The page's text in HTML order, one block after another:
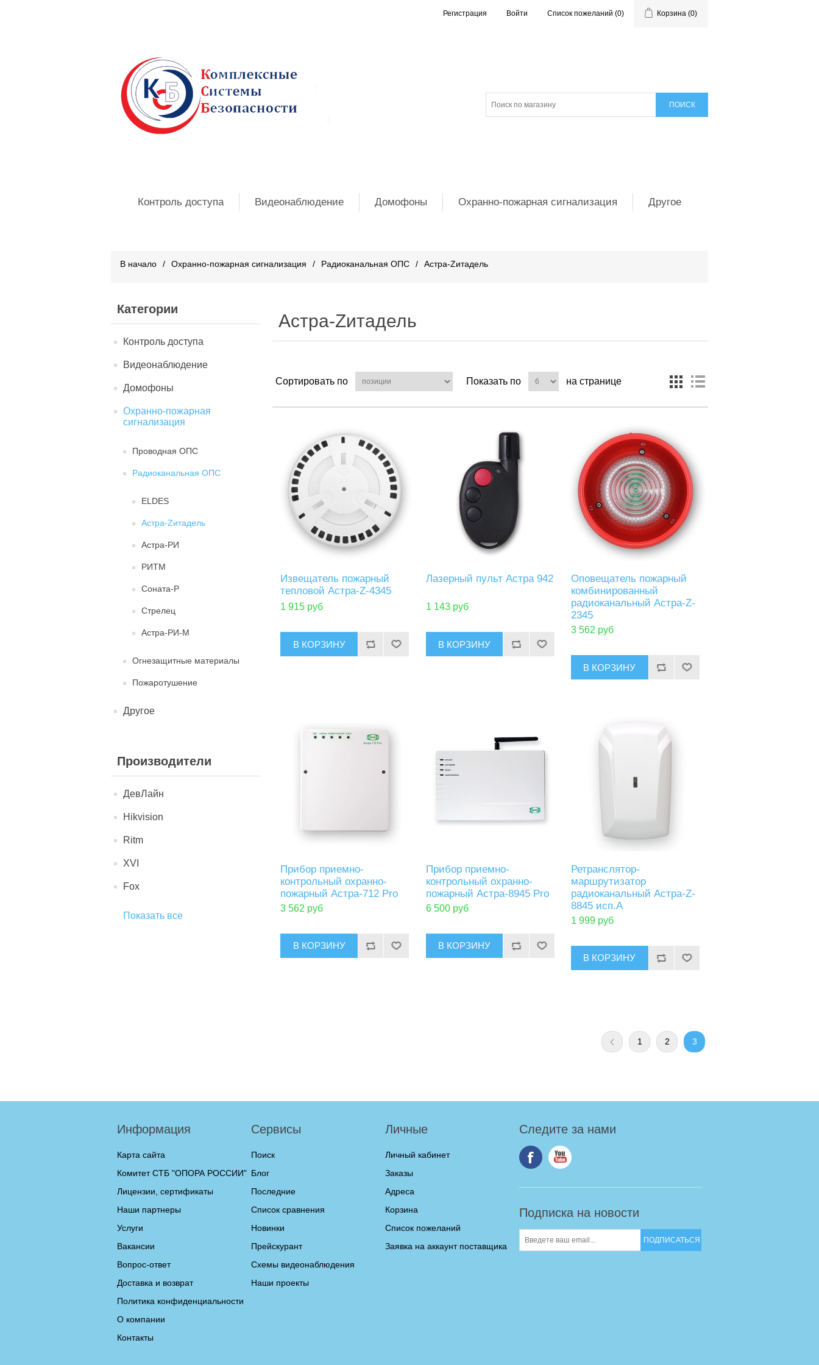
Регистрация Войти Список пожеланий (0) Корзина (0)
Контроль доступа Видеонаблюдение Домофоны Охранно-пожарная сигнализация Другое
В начало / Охранно-пожарная сигнализация / Радиоканальная ОПС / Астра-Zитадель
Категории
Контроль доступа
Видеонаблюдение
Домофоны
Охранно-пожарная
сигнализация
Проводная ОПС
Радиоканальная ОПС
ELDES
Астра-Zитадель
Астра-РИ
РИТМ
Соната-Р
Стрелец
Астра-РИ-М
Огнезащитные материалы
Пожаротушение
Другое
Производители
ДевЛайн
Hikvision
Ritm
XVI
Fox
Показать все
Астра-Zитадель
Сортировать по Показать по на странице
Извещатель пожарный
тепловой Астра-Z-4345
1 915 руб
Лазерный пульт Астра 942
1 143 руб
Оповещатель пожарный
комбинированный
радиоканальный Астра-Z-
2345
3 562 руб
Прибор приемно-
контрольный охранно-
пожарный Астра-712 Pro
3 562 руб
Прибор приемно-
контрольный охранно-
пожарный Астра-8945 Pro
6 500 руб
Ретранслятор-
маршрутизатор
радиоканальный Астра-Z-
8845 исп.А
1 999 руб
1 2 3
Информация
Карта сайта
Комитет СТБ "ОПОРА РОССИИ"
Лицензии, сертификаты
Наши партнеры
Услуги
Вакансии
Вопрос-ответ
Доставка и возврат
Политика конфиденциальности
О компании
Контакты
Сервисы
Поиск
Блог
Последние
Список сравнения
Новинки
Прейскурант
Схемы видеонаблюдения
Наши проекты
Личные
Личный кабинет
Заказы
Адреса
Корзина
Список пожеланий
Заявка на аккаунт поставщика
Следите за нами
Подписка на новости